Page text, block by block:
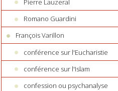
Pierre Lauzeral
Romano Guardini
François Varillon
conférence sur l'Eucharistie
conférence sur l'Islam
confession ou psychanalyse